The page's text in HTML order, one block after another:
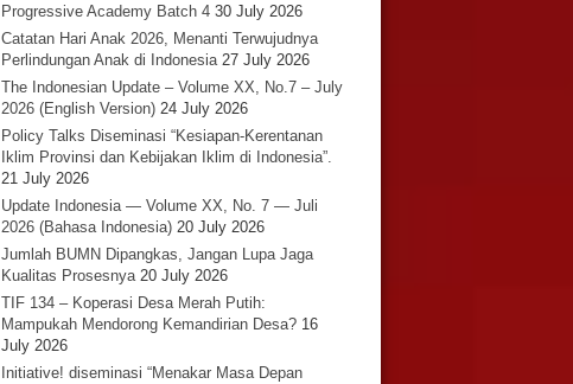
Progressive Academy Batch 4 30 July 2026
Catatan Hari Anak 2026, Menanti Terwujudnya
Perlindungan Anak di Indonesia 27 July 2026
The Indonesian Update – Volume XX, No.7 – July
2026 (English Version) 24 July 2026
Policy Talks Diseminasi “Kesiapan-Kerentanan
Iklim Provinsi dan Kebijakan Iklim di Indonesia”.
21 July 2026
Update Indonesia — Volume XX, No. 7 — Juli
2026 (Bahasa Indonesia) 20 July 2026
Jumlah BUMN Dipangkas, Jangan Lupa Jaga
Kualitas Prosesnya 20 July 2026
TIF 134 – Koperasi Desa Merah Putih:
Mampukah Mendorong Kemandirian Desa? 16
July 2026
Initiative! diseminasi “Menakar Masa Depan